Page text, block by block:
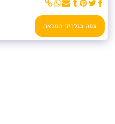
צפה בגלריה המלאה